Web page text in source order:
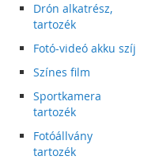
Drón alkatrész,
tartozék
Fotó-videó akku szíj
Színes film
Sportkamera
tartozék
Fotóállvány
tartozék